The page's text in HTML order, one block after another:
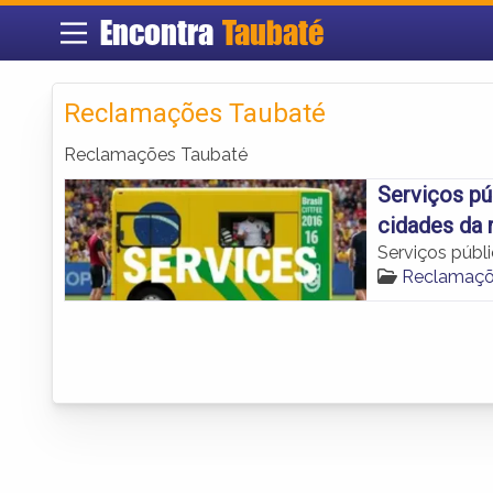
Encontra Taubaté
Reclamações Taubaté
Reclamações Taubaté
Serviços
cidades da
Serviços